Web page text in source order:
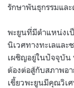
รักษาพันธุกรรมและ
พะยูนที่มีตำแหน่งเ
นิเวศทางทะเลแล
เผชิญอยู่ในปัจจุบัน
ต้องต่อสู้กับสภาพอ
เขี้ยวพะยูนมีคุณวิเ